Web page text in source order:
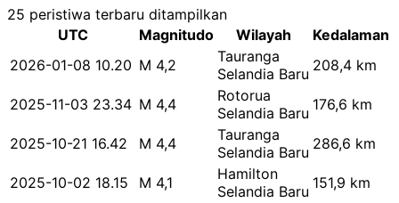
25 peristiwa terbaru ditampilkan
UTC
Magnitudo Wilayah
Kedalaman
2026-01-08 10.20 M 4,2
Tauranga
Selandia Baru 208,4 km
2025-11-03 23.34 M 4,4
Rotorua
Selandia Baru 176,6 km
2025-10-21 16.42 M 4,4
Tauranga
Selandia Baru 286,6 km
2025-10-02 18.15 M 4,1
Hamilton
Selandia Baru 151,9 km